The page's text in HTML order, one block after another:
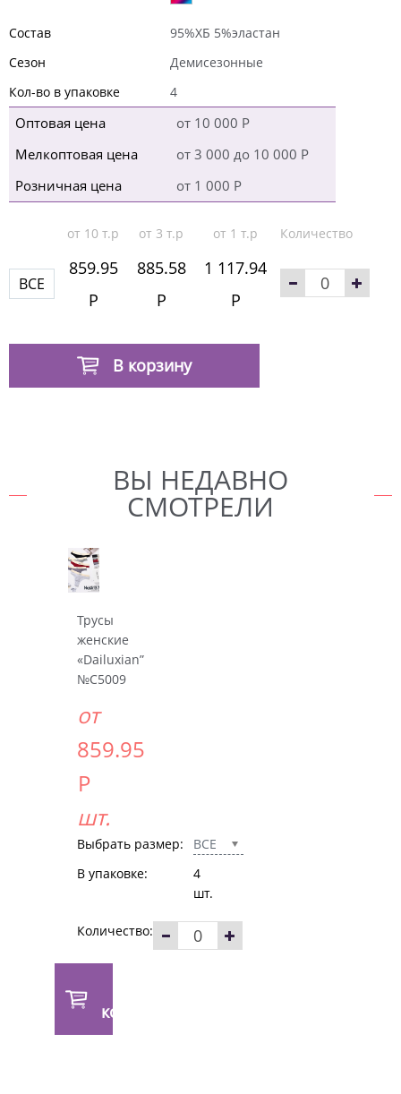
Состав
95%ХБ 5%эластан
Сезон
Демисезонные
Кол-во в упаковке
4
Оптовая цена
от 10 000 Р
Мелкоптовая цена
от 3 000 до 10 000 Р
Розничная цена
от 1 000 Р
от 10 т.р от 3 т.р от 1 т.р Количество
ВСЕ
859.95
Р
885.58
Р
1 117.94
Р
В корзину
ВЫ НЕДАВНО
СМОТРЕЛИ
Трусы
женские
«Dailuxian”
№C5009
от
859.95
Р
шт.
Выбрать размер:
ВСЕ
В упаковке:
4
шт.
Количество:
корзину